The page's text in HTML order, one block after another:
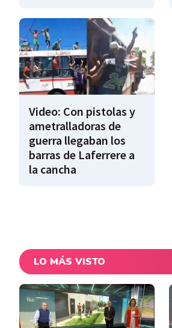
Video: Con pistolas y
ametralladoras de
guerra llegaban los
barras de Laferrere a
la cancha
LO MÁS VISTO